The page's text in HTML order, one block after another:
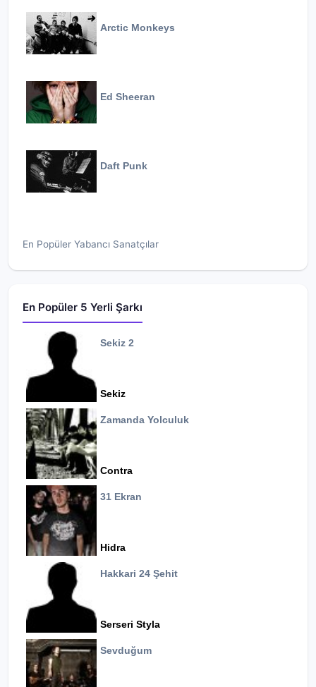
Arctic Monkeys
Ed Sheeran
Daft Punk
En Popüler Yabancı Sanatçılar
En Popüler 5 Yerli Şarkı
Sekiz 2
Sekiz
Zamanda Yolculuk
Contra
31 Ekran
Hidra
Hakkari 24 Şehit
Serseri Styla
Sevduğum